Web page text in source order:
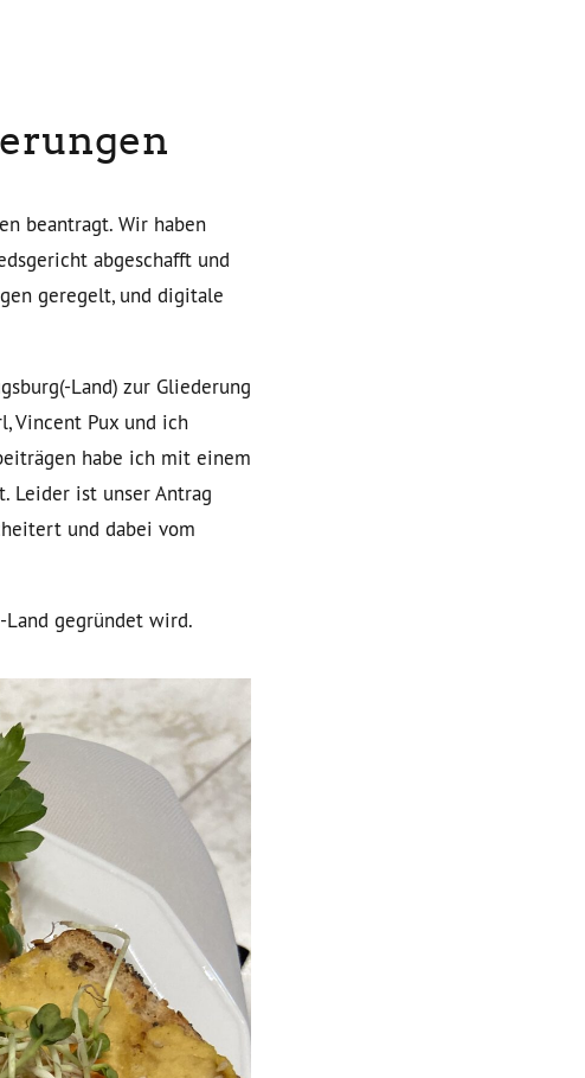
beantragt. Wir haben
abgeschafft und
geregelt, und digitale
Land) zur Gliederung
Vincent Pux und ich
habe ich mit einem
Leider ist unser Antrag
und dabei vom
gegründet wird.